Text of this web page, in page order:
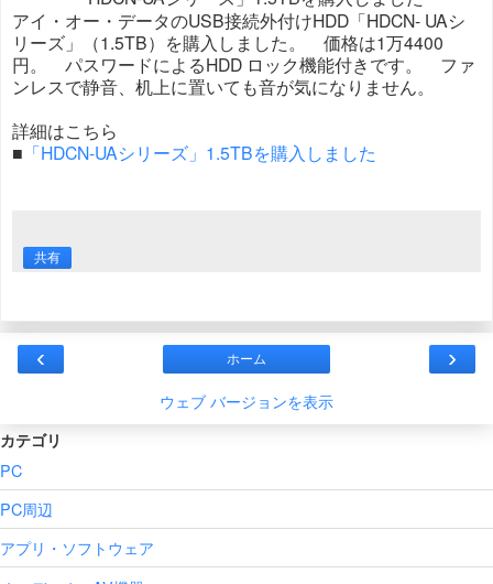
アイ・オー・データのUSB接続外付けHDD「HDCN- UAシ
リーズ」（1.5TB）を購入しました。 価格は1万4400
円。 パスワードによるHDD ロック機能付きです。 ファ
ンレスで静音、机上に置いても音が気になりません。
詳細はこちら
■ 「HDCN-UAシリーズ」1.5TBを購入しました
共有
‹ ›
ホーム
ウェブ バージョンを表示
カテゴリ
PC
PC周辺
アプリ・ソフトウェア